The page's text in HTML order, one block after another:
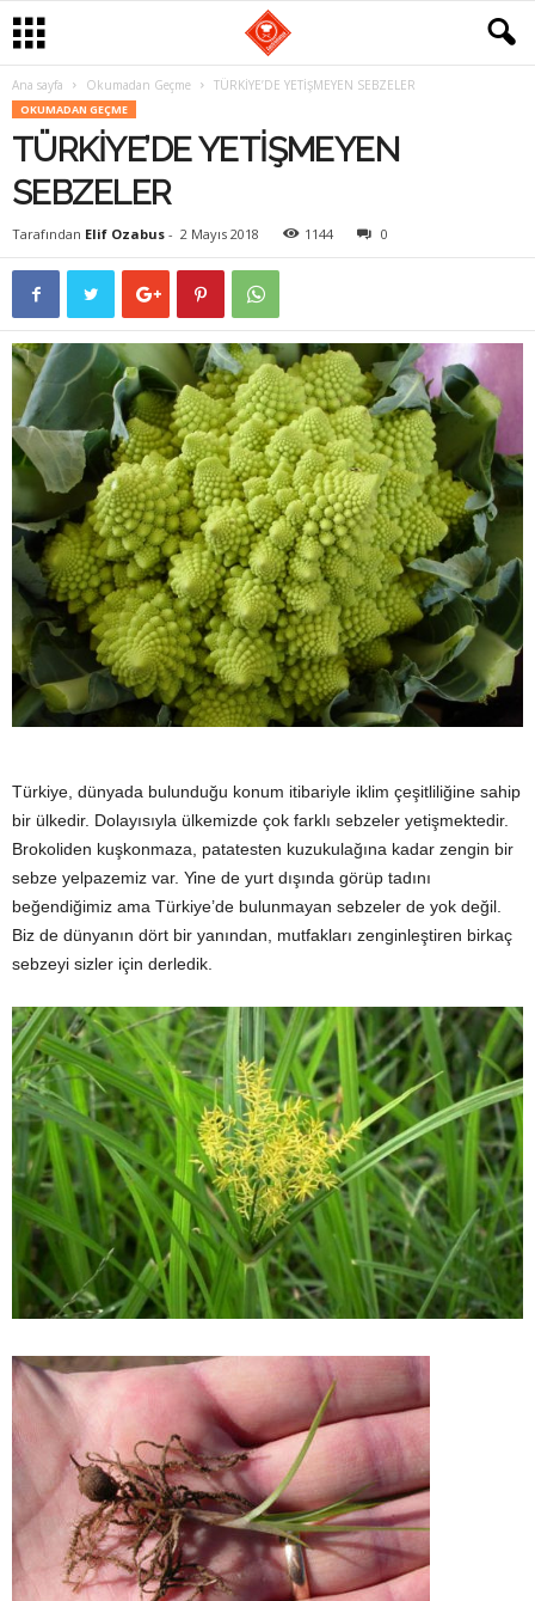
Ana sayfa Okumadan Geçme TÜRKİYE’DE YETİŞMEYEN SEBZELER
OKUMADAN GEÇME
TÜRKİYE’DE YETİŞMEYEN
SEBZELER
Tarafından Elif Ozabus - 2 Mayıs 2018 1144 0
Türkiye, dünyada bulunduğu konum itibariyle iklim çeşitliliğine sahip
bir ülkedir. Dolayısıyla ülkemizde çok farklı sebzeler yetişmektedir.
Brokoliden kuşkonmaza, patatesten kuzukulağına kadar zengin bir
sebze yelpazemiz var. Yine de yurt dışında görüp tadını
beğendiğimiz ama Türkiye’de bulunmayan sebzeler de yok değil.
Biz de dünyanın dört bir yanından, mutfakları zenginleştiren birkaç
sebzeyi sizler için derledik.